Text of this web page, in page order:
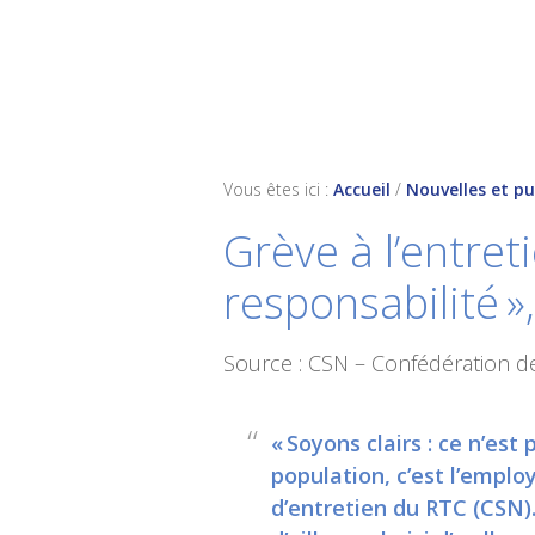
Vous êtes ici : Accueil / Nouvelles et
Grève à
responsabilité
Source : CSN – Confédération
« Soyons clairs : ce
population, c’est
d’entretien du RTC